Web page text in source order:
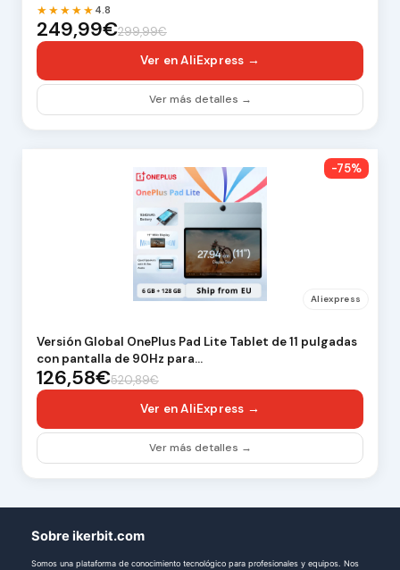
★★★★★ 4.8
249,99€299,99€
Ver en AliExpress →
Ver más detalles →
-75%
Aliexpress
Versión Global OnePlus Pad Lite Tablet de 11 pulgadas
con pantalla de 90Hz para…
126,58€520,89€
Ver en AliExpress →
Ver más detalles →
Sobre ikerbit.com
Somos una plataforma de conocimiento tecnológico para profesionales y equipos. Nos